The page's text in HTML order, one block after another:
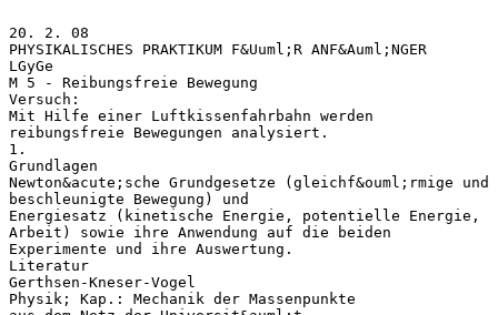
20. 2. 08
PHYSIKALISCHES PRAKTIKUM F&Uuml;R ANF&Auml;NGER
LGyGe
M 5 - Reibungsfreie Bewegung
Versuch:
Mit Hilfe einer Luftkissenfahrbahn werden
reibungsfreie Bewegungen analysiert.
1.
Grundlagen
Newton&acute;sche Grundgesetze (gleichf&ouml;rmige und
beschleunigte Bewegung) und
Energiesatz (kinetische Energie, potentielle Energie,
Arbeit) sowie ihre Anwendung auf die beiden
Experimente und ihre Auswertung.
Literatur
Gerthsen-Kneser-Vogel
Physik; Kap.: Mechanik der Massenpunkte